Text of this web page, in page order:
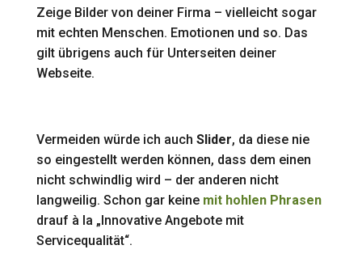
Zeige Bilder von deiner Firma – vielleicht sogar
mit echten Menschen. Emotionen und so. Das
gilt übrigens auch für Unterseiten deiner
Webseite.
Vermeiden würde ich auch Slider, da diese nie
so eingestellt werden können, dass dem einen
nicht schwindlig wird – der anderen nicht
langweilig. Schon gar keine mit hohlen Phrasen
drauf à la „Innovative Angebote mit
Servicequalität“.